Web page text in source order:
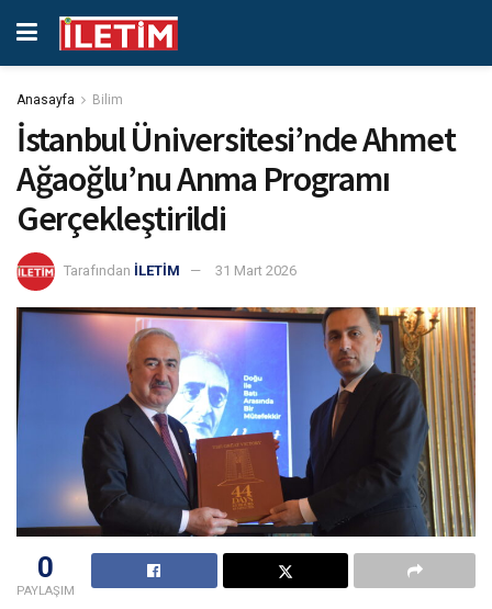
Anasayfa Bilim
İstanbul Üniversitesi’nde Ahmet
Ağaoğlu’nu Anma Programı
Gerçekleştirildi
Tarafından İLETİM 31 Mart 2026
0
PAYLAŞIM